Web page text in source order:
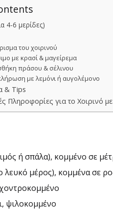
4-6 μερίδες)
του χοιρινού
με κρασί & μαγείρεμα
πράσου & σέλινου
με λεμόνι ή αυγολέμονο
& Tips
Πληροφορίες για το Χοιρινό
ή σπάλα), κομμένο σε
λευκό μέρος), κομμένα σε
ψιλοκομμένο